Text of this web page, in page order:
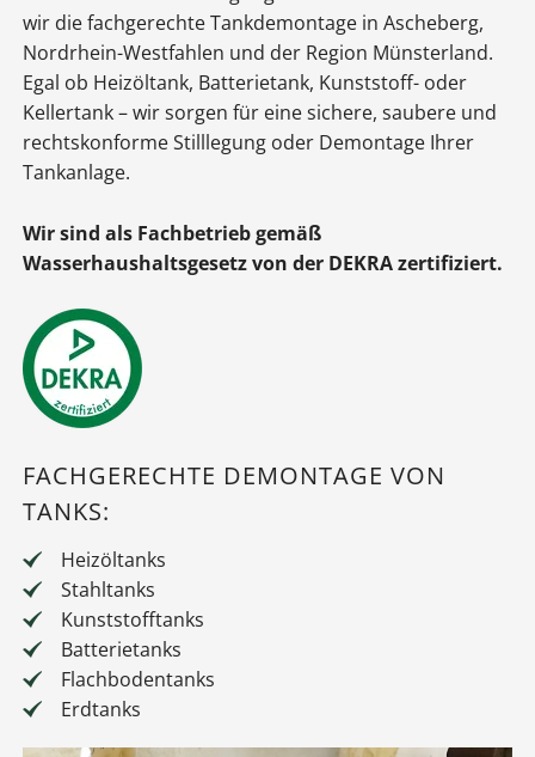
wir die fachgerechte Tankdemontage in Ascheberg,
Nordrhein-Westfahlen und der Region Münsterland.
Egal ob Heizöltank, Batterietank, Kunststoff- oder
Kellertank – wir sorgen für eine sichere, saubere und
rechtskonforme Stilllegung oder Demontage Ihrer
Tankanlage.
Wir sind als Fachbetrieb gemäß
Wasserhaushaltsgesetz von der DEKRA zertifiziert.
FACHGERECHTE DEMONTAGE VON
TANKS:
Heizöltanks
Stahltanks
Kunststofftanks
Batterietanks
Flachbodentanks
Erdtanks